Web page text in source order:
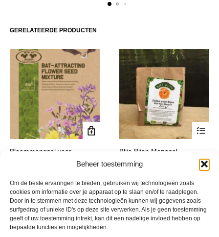
Beheer toestemming
Om de beste ervaringen te bieden, gebruiken wij technologieën zoals
cookies om informatie over je apparaat op te slaan en/of te raadplegen.
Door in te stemmen met deze technologieën kunnen wij gegevens zoals
surfgedrag of unieke ID's op deze site verwerken. Als je geen toestemming
geeft of uw toestemming intrekt, kan dit een nadelige invloed hebben op
bepaalde functies en mogelijkheden.
variaties.
optie
gekozen
worden
op
de
productpagina
worden
GERELATEERDE PRODUCTEN
Bloemmengsel voor
heeft
Deze
optie
kan
Blije Bijen Mengsel
€3,88 -
Prijsklasse:
tot
€ 249,77